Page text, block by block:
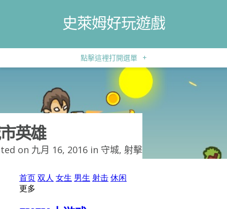
史萊姆好玩遊戲
點擊這裡打開選單 +
英雄
on 九月 16, 2016 in 守城, 射擊